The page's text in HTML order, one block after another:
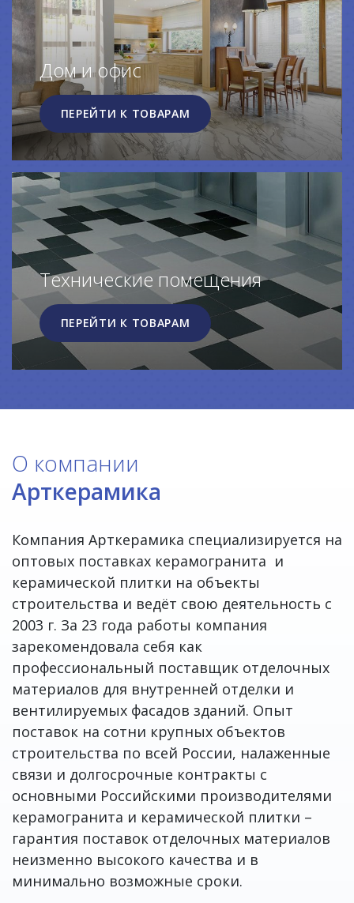
Дом и офис
ПЕРЕЙТИ К ТОВАРАМ
Технические помещения
ПЕРЕЙТИ К ТОВАРАМ
О компании
Арткерамика
Компания Арткерамика специализируется на
оптовых поставках керамогранита и
керамической плитки на объекты
строительства и ведёт свою деятельность с
2003 г. За 23 года работы компания
зарекомендовала себя как
профессиональный поставщик отделочных
материалов для внутренней отделки и
вентилируемых фасадов зданий. Опыт
поставок на сотни крупных объектов
строительства по всей России, налаженные
связи и долгосрочные контракты с
основными Российскими производителями
керамогранита и керамической плитки –
гарантия поставок отделочных материалов
неизменно высокого качества и в
минимально возможные сроки.